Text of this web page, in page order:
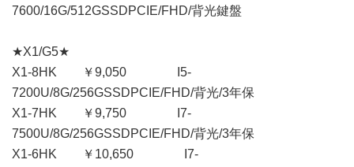
7600/16G/512GSSDPCIE/FHD/背光鍵盤
★X1/G5★
X1-8HK ￥9,050 I5-
7200U/8G/256GSSDPCIE/FHD/背光/3年保
X1-7HK ￥9,750 I7-
7500U/8G/256GSSDPCIE/FHD/背光/3年保
X1-6HK ￥10,650 I7-